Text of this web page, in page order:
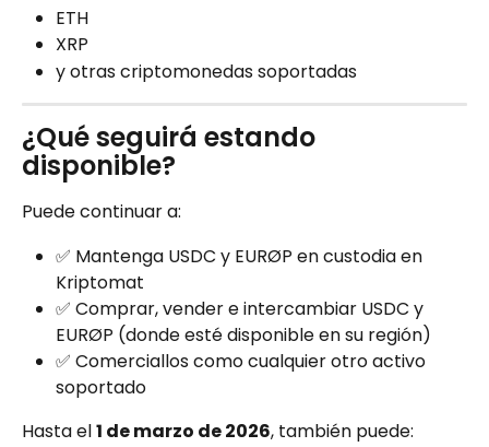
ETH
XRP
y otras criptomonedas soportadas
¿Qué seguirá estando
disponible?
Puede continuar a:
✅ Mantenga USDC y EURØP en custodia en
Kriptomat
✅ Comprar, vender e intercambiar USDC y
EURØP (donde esté disponible en su región)
✅ Comerciallos como cualquier otro activo
soportado
Hasta el 1 de marzo de 2026, también puede: